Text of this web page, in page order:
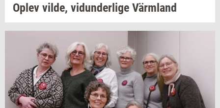
Oplev vilde, vi­dun­der­li­ge Värmland